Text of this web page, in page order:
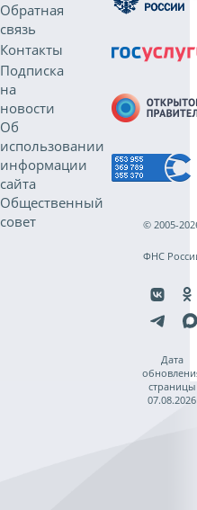
Обратная
связь
Контакты
Подписка
на
новости
Об
использовании
информации
сайта
Общественный
совет
© 2005-
ФНС
Дата
страницы
07.08.2026